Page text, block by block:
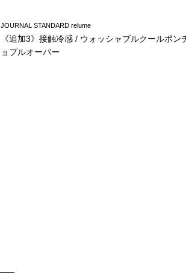
JOURNAL STANDARD relume
《追加3》接触冷感 / ウォッシャブルクールポン
ョプルオーバー